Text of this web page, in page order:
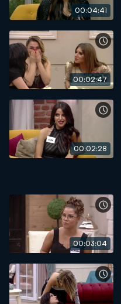
00:04:41
00:02:47
00:02:28
00:03:04